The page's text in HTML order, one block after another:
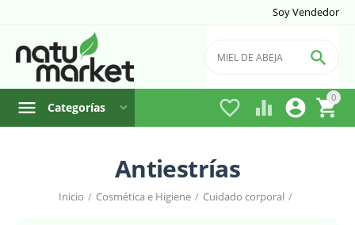
Soy Vendedor
0


 

Categorías
Antiestrías
Inicio / Cosmética e Higiene / Cuidado corporal /